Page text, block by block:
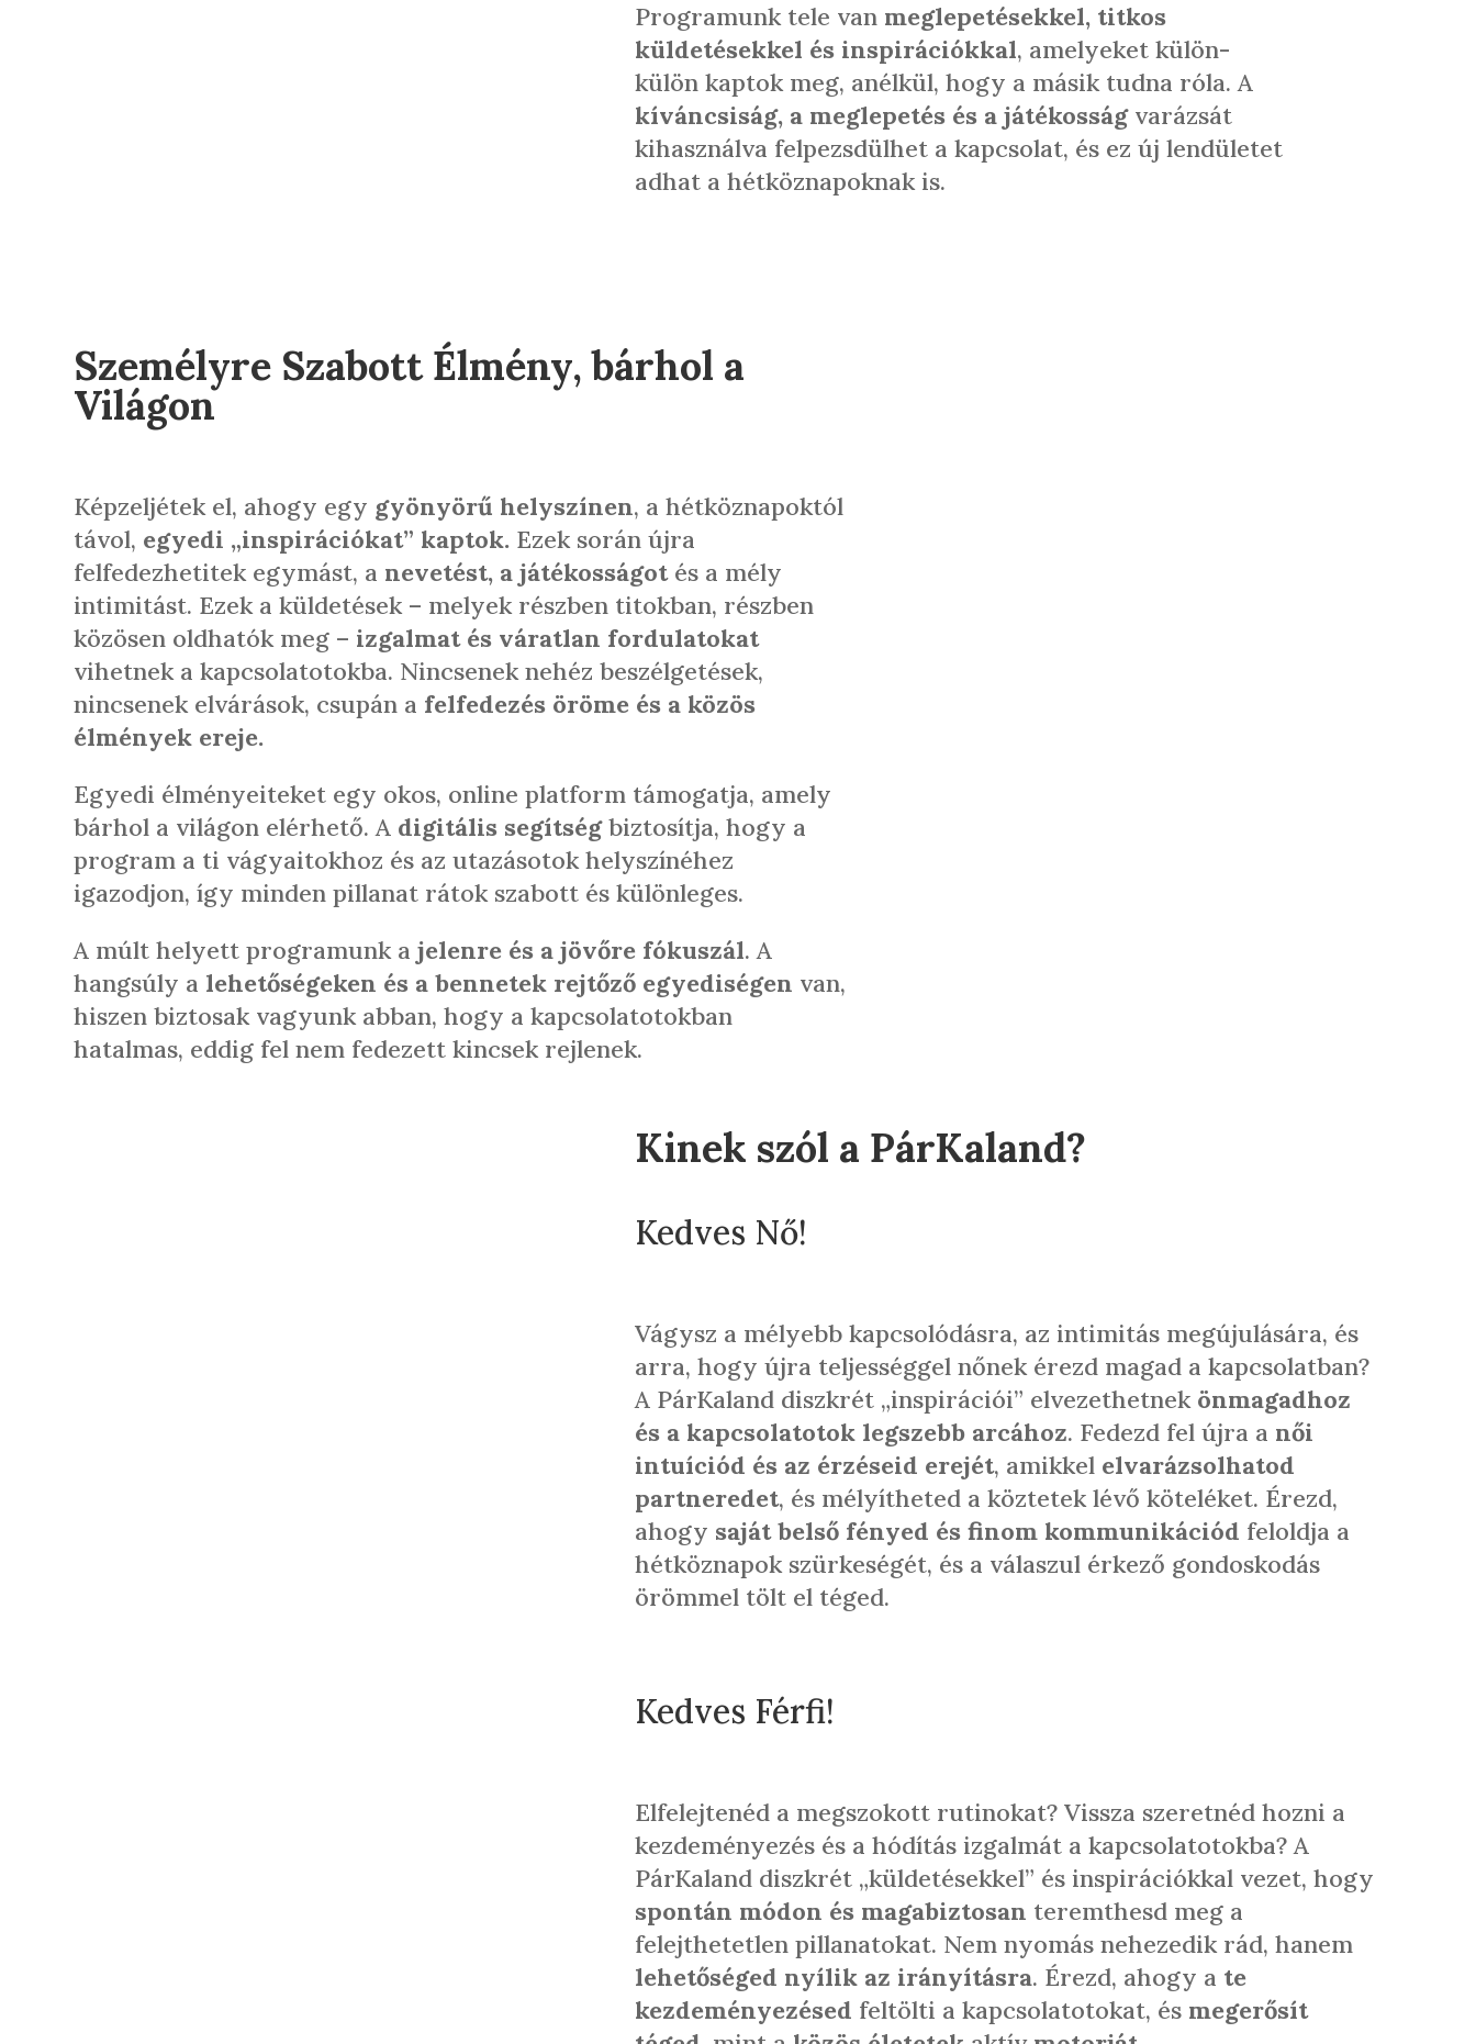
Programunk tele van meglepetésekkel, titkos
küldetésekkel és inspirációkkal, amelyeket külön-
külön kaptok meg, anélkül, hogy a másik tudna róla. A
kíváncsiság, a meglepetés és a játékosságvarázsát
kihasználva felpezsdülhet a kapcsolat, és ez új lendületet
adhat a hétköznapoknak is.
Személyre Szabott Élmény, bárhol a
Világon
Képzeljétek el, ahogy egy gyönyörű helyszínen, a hétköznapoktól
távol, egyedi „inspirációkat” kaptok. Ezek során újra
felfedezhetitek egymást, a nevetést, a játékosságotés a mély
intimitást. Ezek a küldetések – melyek részben titokban, részben
közösen oldhatók meg – izgalmat és váratlan fordulatokat
vihetnek a kapcsolatotokba. Nincsenek nehéz beszélgetések,
nincsenek elvárások, csupán a felfedezés öröme és a közös
élmények ereje.
Egyedi élményeiteket egy okos, online platform támogatja, amely
bárhol a világon elérhető. A digitális segítségbiztosítja, hogy a
program a ti vágyaitokhoz és az utazásotok helyszínéhez
igazodjon, így minden pillanat rátok szabott és különleges.
A múlt helyett programunk ajelenre és a jövőre fókuszál. A
hangsúly a lehetőségeken és a bennetek rejtőző egyediségen van,
hiszen biztosak vagyunk abban, hogy a kapcsolatotokban
hatalmas, eddig fel nem fedezett kincsek rejlenek.
Kinek szól a PárKaland?
Kedves Nő!
Vágysz a mélyebb kapcsolódásra, az intimitás megújulására, és
arra, hogy újra teljességgel nőnek érezd magad a kapcsolatban?
A PárKaland diszkrét „inspirációi” elvezethetnek önmagadhoz
és a kapcsolatotok legszebb arcához. Fedezd fel újra a női
intuíciód és az érzéseid erejét, amikkel elvarázsolhatod
partneredet, és mélyítheted a köztetek lévő köteléket. Érezd,
ahogy saját belső fényed és finom kommunikációd feloldja a
hétköznapok szürkeségét, és a válaszul érkező gondoskodás
örömmel tölt el téged.
Kedves Férfi!
Elfelejtenéd a megszokott rutinokat? Vissza szeretnéd hozni a
kezdeményezés és a hódítás izgalmát a kapcsolatotokba? A
PárKaland diszkrét „küldetésekkel” és inspirációkkal vezet, hogy
spontán módon és magabiztosan teremthesd meg a
felejthetetlen pillanatokat. Nem nyomás nehezedik rád, hanem
lehetőséged nyílik az irányításra. Érezd, ahogy a te
kezdeményezésed feltölti a kapcsolatotokat, és megerősít